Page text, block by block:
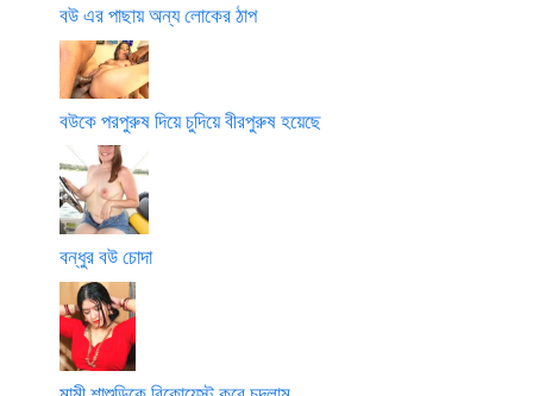
বউ এর পাছায় অন্য লোকের ঠাপ
বউকে পরপুরুষ দিয়ে চুদিয়ে বীরপুরুষ হয়েছে
বন্ধুর বউ চোদা